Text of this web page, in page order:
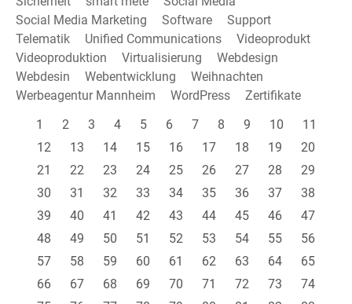
Social Media Marketing
Software
Support
Telematik
Unified Communications
Videoprodukt
Videoproduktion
Virtualisierung
Webdesign
Webdesin
Webentwicklung
Weihnachten
Werbeagentur Mannheim
WordPress
Zertifikate
1
2 3 4 5 6 7 8 9 10
11
12
13 14 15 16 17 18 19
20
21
22 23 24 25 26 27 28
29
30
31 32 33 34 35 36 37
38
39
40 41 42 43 44 45 46
47
48
49 50 51 52 53 54 55
56
57
58 59 60 61 62 63 64
65
66
67 68 69 70 71 72 73
74